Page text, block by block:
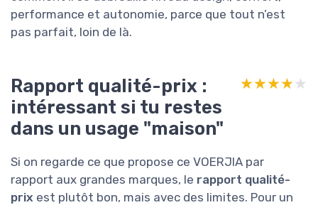
performance et autonomie, parce que tout n’est
pas parfait, loin de là.
Rapport qualité-prix :
intéressant si tu restes
dans un usage "maison"
★★★★★
★★★★★
Si on regarde ce que propose ce VOERJIA par
rapport aux grandes marques, le rapport qualité-
prix est plutôt bon, mais avec des limites. Pour un